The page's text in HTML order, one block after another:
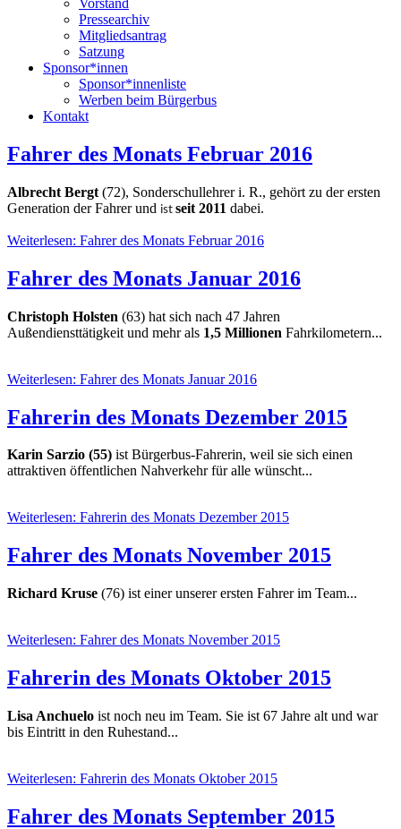
Vorstand
Pressearchiv
Mitgliedsantrag
Satzung
Sponsor*innen
Sponsor*innenliste
Werben beim Bürgerbus
Kontakt
Fahrer des Monats Februar 2016
Albrecht Bergt (72), Sonderschullehrer i. R., gehört zu der ersten
Generation der Fahrer und ist seit 2011 dabei.
Weiterlesen: Fahrer des Monats Februar 2016
Fahrer des Monats Januar 2016
Christoph Holsten (63) hat sich nach 47 Jahren
Außendiensttätigkeit und mehr als 1,5 Millionen Fahrkilometern...
Weiterlesen: Fahrer des Monats Januar 2016
Fahrerin des Monats Dezember 2015
Karin Sarzio (55) ist Bürgerbus-Fahrerin, weil sie sich einen
attraktiven öffentlichen Nahverkehr für alle wünscht...
Weiterlesen: Fahrerin des Monats Dezember 2015
Fahrer des Monats November 2015
Richard Kruse (76) ist einer unserer ersten Fahrer im Team...
Weiterlesen: Fahrer des Monats November 2015
Fahrerin des Monats Oktober 2015
Lisa Anchuelo ist noch neu im Team. Sie ist 67 Jahre alt und war
bis Eintritt in den Ruhestand...
Weiterlesen: Fahrerin des Monats Oktober 2015
Fahrer des Monats September 2015